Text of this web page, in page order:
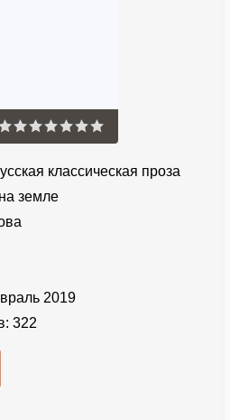
классическая проза
земле
2019
322